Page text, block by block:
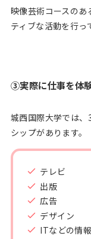
映像芸術コースのあ
ティブな活動を行っ
③実際に仕事を体
城西国際大学では
シップがあります。
テレビ
出版
広告
デザイン
ITなどの情